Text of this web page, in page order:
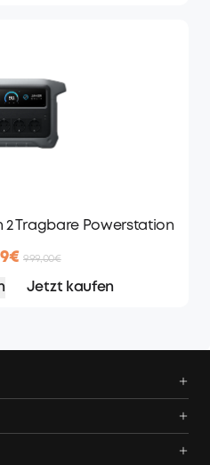
2 Tragbare Powerstation
999,00€
Jetzt kaufen